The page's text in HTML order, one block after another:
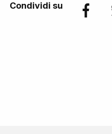
Condividi su